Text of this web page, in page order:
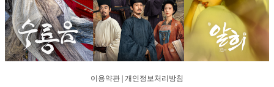
이용약관 개인정보처리방침